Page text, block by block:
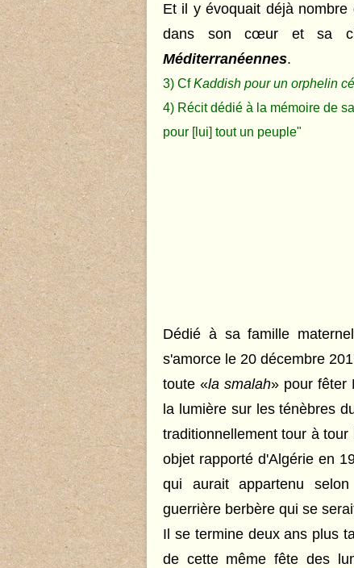
Et il y évoquait déjà nombre
dans son cœur et sa
Méditerranéennes.
3) CfKaddish pour un orphelin
4) Récit dédié à la mémoire de
pour [lui] tout un peuple"
Dédié à sa famille
s'amorce le 20 décembre
toute «la smalah» pour fêter
la lumière sur les ténèbres
traditionnellement tour à
objet rapporté d'Algérie en
qui aurait appartenu
guerrière berbère qui se
Il se termine deux ans plus
de cette même fête des